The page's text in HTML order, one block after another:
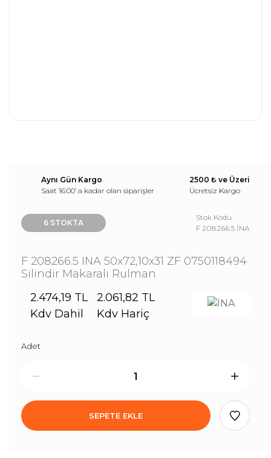
Aynı Gün Kargo
Saat 16:00’ a kadar olan siparişler
2500 ₺ ve Üzeri
Ücretsiz Kargo
6 STOKTA
Stok Kodu
F 208266.5 İNA
F 208266.5 INA 50x72,10x31 ZF 0750118494
Silindir Makaralı Rulman
2.474,19 TL
Kdv Dahil
2.061,82 TL
Kdv Hariç
Adet
SEPETE EKLE